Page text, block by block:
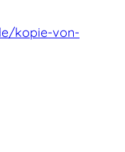
kopie-von-